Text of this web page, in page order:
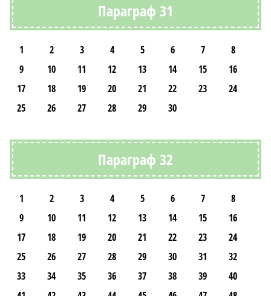
Параграф 31
1 2 3 4 5 6 7
8
9
10 11 12 13 14 15
16
17
18 19 20 21 22 23
24
25
26 27 28 29 30
Параграф 32
1 2 3 4 5 6 7
8
9
10 11 12 13 14 15
16
17
18 19 20 21 22 23
24
25
26 27 28 29 30 31
32
33
34 35 36 37 38 39
40